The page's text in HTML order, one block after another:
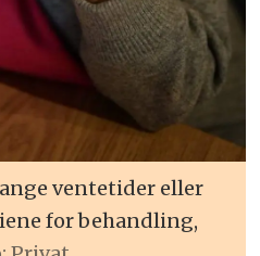
ventetider eller
for behandling,